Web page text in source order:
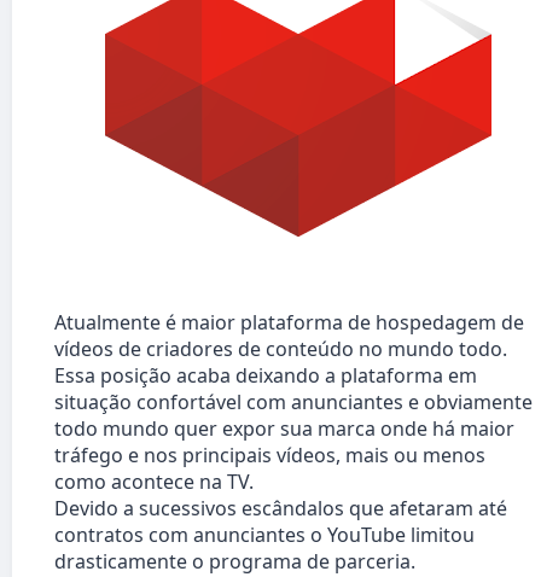
Atualmente é maior plataforma de hospedagem de
vídeos de criadores de conteúdo no mundo todo.
Essa posição acaba deixando a plataforma em
situação confortável com anunciantes e obviamente
todo mundo quer expor sua marca onde há maior
tráfego e nos principais vídeos, mais ou menos
como acontece na TV.
Devido a sucessivos escândalos que afetaram até
contratos com anunciantes o YouTube limitou
drasticamente o programa de parceria.